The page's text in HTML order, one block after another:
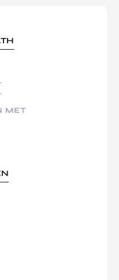
MET